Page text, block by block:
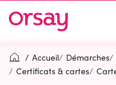
navigation
au
au
page
Ville d’Orsay
Accueil Démarches
Certificats & cartes